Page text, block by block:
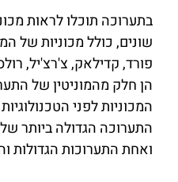
בתערוכה תוכלו לראות
שונים, כולל מכוניות של
פורד, קדילאק, צ'רצ'יל,
הן חלק מהמוניטין של
המכוניות לפני
התערוכה הגדולה ביותר
ואחת התערוכות הגדולות